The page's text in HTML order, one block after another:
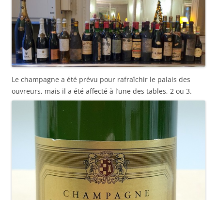
Le champagne a été prévu pour rafraîchir le palais des
ouvreurs, mais il a été affecté à l’une des tables, 2 ou 3.